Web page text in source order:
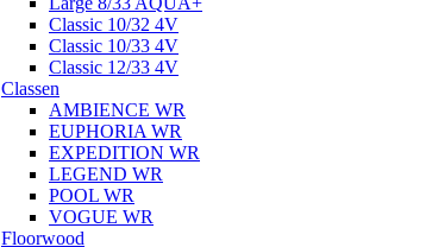
Classic 10/32 4V
Classic 10/33 4V
Classic 12/33 4V
Classen
AMBIENCE WR
EUPHORIA WR
EXPEDITION WR
LEGEND WR
POOL WR
VOGUE WR
Floorwood